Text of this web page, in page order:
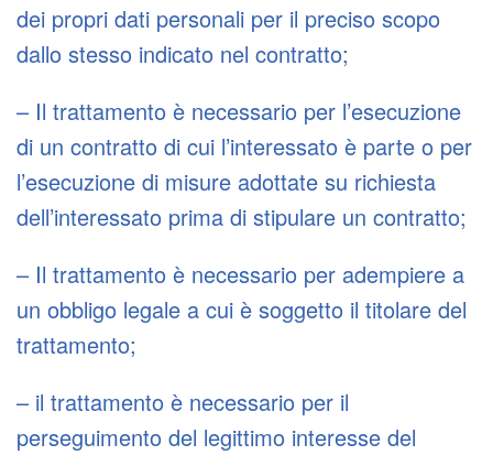
dei propri dati personali per il preciso scopo
dallo stesso indicato nel contratto;
– Il trattamento è necessario per l’esecuzione
di un contratto di cui l’interessato è parte o per
l’esecuzione di misure adottate su richiesta
dell’interessato prima di stipulare un contratto;
– Il trattamento è necessario per adempiere a
un obbligo legale a cui è soggetto il titolare del
trattamento;
– il trattamento è necessario per il
perseguimento del legittimo interesse del